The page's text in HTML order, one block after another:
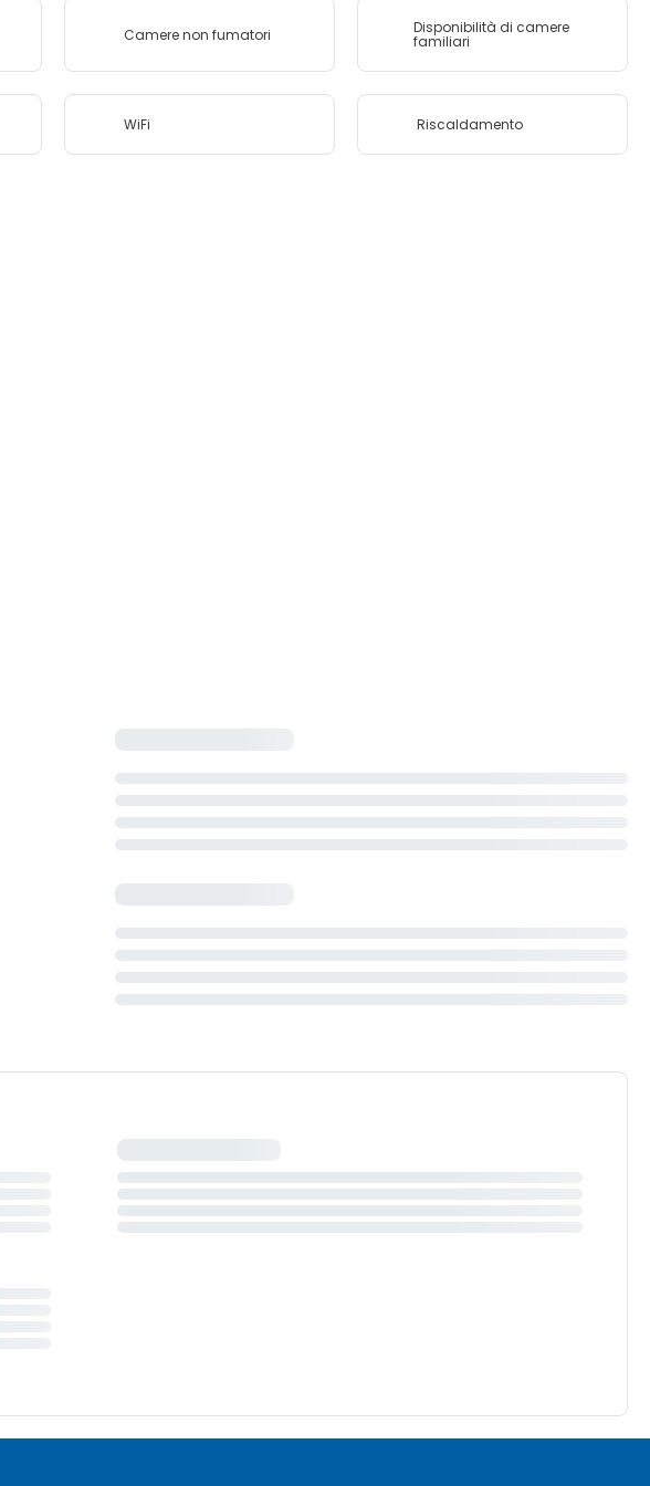
Camere non fumatori Disponibilità di camere
familiari
WiFi Riscaldamento